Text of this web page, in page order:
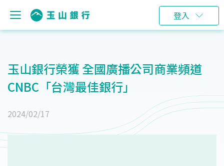
登入
玉山銀行榮獲 全國廣播公司商業頻道
CNBC「台灣最佳銀行」
2024/02/17